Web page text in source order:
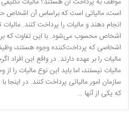
است، مالیاتی است که براساس آن اشخاص
انجام دهند و مالیات را پرداخت کنند.
اشخاص محسوب می‌شود. با این تفاوت که
اشخاصی که پرداخت‌کننده وجوه هستند،
مالیات را بر عهده دارند. در واقع این افراد
مالیات نیستند، اما باید این نوع مالیات را
سازمان امور مالیاتی پرداخت کنند. در
که یکی از آنها …